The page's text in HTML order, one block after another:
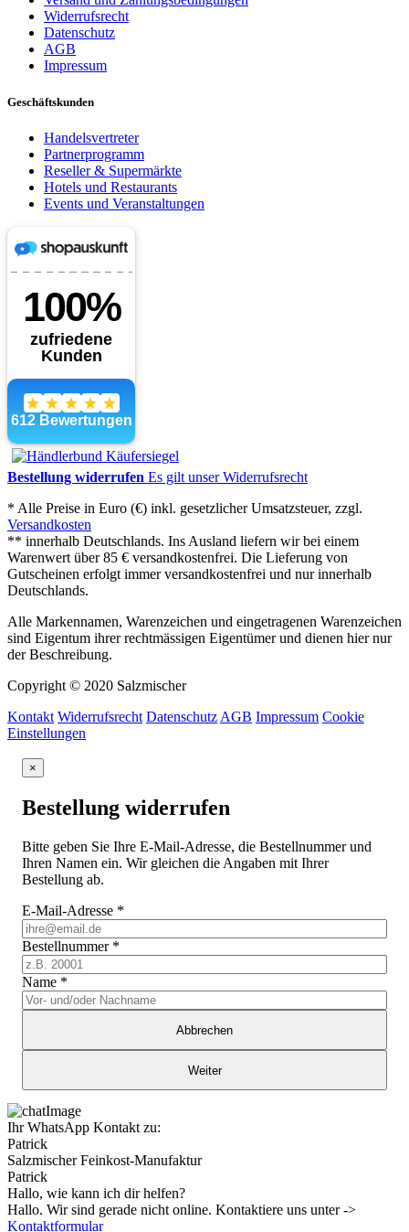
Widerrufsrecht
Datenschutz
AGB
Impressum
Geschäftskunden
Handelsvertreter
Partnerprogramm
Reseller & Supermärkte
Hotels und Restaurants
Events und Veranstaltungen
Bestellung widerrufen Es gilt unser Widerrufsrecht
* Alle Preise in Euro (€) inkl. gesetzlicher Umsatzsteuer, zzgl.
Versandkosten
** innerhalb Deutschlands. Ins Ausland liefern wir bei einem
Warenwert über 85 € versandkostenfrei. Die Lieferung von
Gutscheinen erfolgt immer versandkostenfrei und nur innerhalb
Deutschlands.
Alle Markennamen, Warenzeichen und eingetragenen Warenzeichen
sind Eigentum ihrer rechtmässigen Eigentümer und dienen hier nur
der Beschreibung.
Copyright © 2020 Salzmischer
Kontakt Widerrufsrecht Datenschutz AGB Impressum Cookie
Einstellungen
×
Bestellung widerrufen
Bitte geben Sie Ihre E-Mail-Adresse, die Bestellnummer und
Ihren Namen ein. Wir gleichen die Angaben mit Ihrer
Bestellung ab.
E-Mail-Adresse *
Bestellnummer *
Name *
Abbrechen
Weiter
Ihr WhatsApp Kontakt zu:
Patrick
Salzmischer Feinkost-Manufaktur
Patrick
Hallo, wie kann ich dir helfen?
Hallo. Wir sind gerade nicht online. Kontaktiere uns unter ->
Kontaktformular